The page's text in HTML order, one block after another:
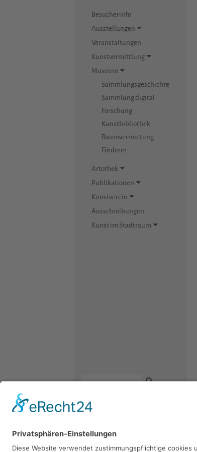
Besucherinfo
Ausstellungen
Veranstaltungen
Kunstvermittlung
Museum
Sammlungsgeschichte
Sammlung digital
Forschung
Kunstbibliothek
Raumvermietung
Förderer
Artothek
Publikationen
Kunstverein
Ausschreibungen
Kunst im Stadtraum
Kontakt
Newsletter
Impressum